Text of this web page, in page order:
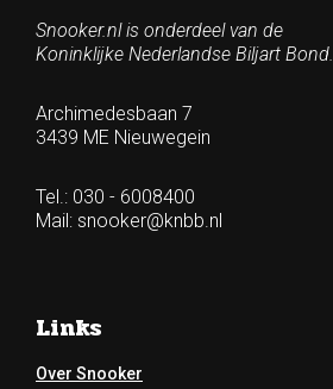
Snooker.nl is onderdeel van de
Koninklijke Nederlandse Biljart Bond.
Archimedesbaan 7
3439 ME Nieuwegein
Tel.: 030 - 6008400
Mail: snooker@knbb.nl
Links
Over Snooker